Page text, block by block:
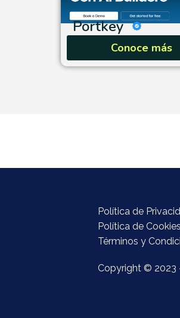
Portkey
Conoce más
Política de
Política de Cookies
Términos y
Copyright © 2023